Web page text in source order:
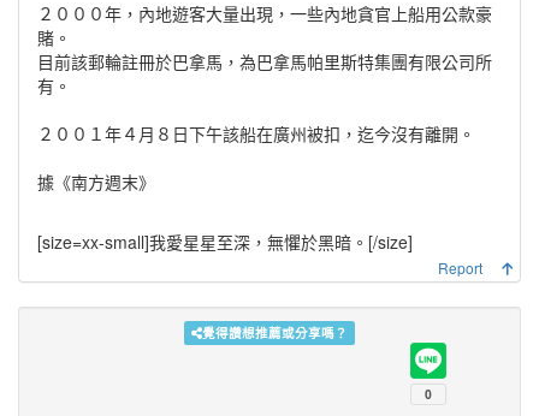
２０００年，內地遊客大量出現，一些內地貪官上船用公款豪
賭。
目前該郵輪註冊於巴拿馬，為巴拿馬帕里斯特集團有限公司所
有。
２００１年４月８日下午該船在廣州被扣，迄今沒有離開。
據《南方週末》
[size=xx-small]我愛星星至深，無懼於黑暗。 [/size]
Report
覺得讚想推薦或分享嗎？